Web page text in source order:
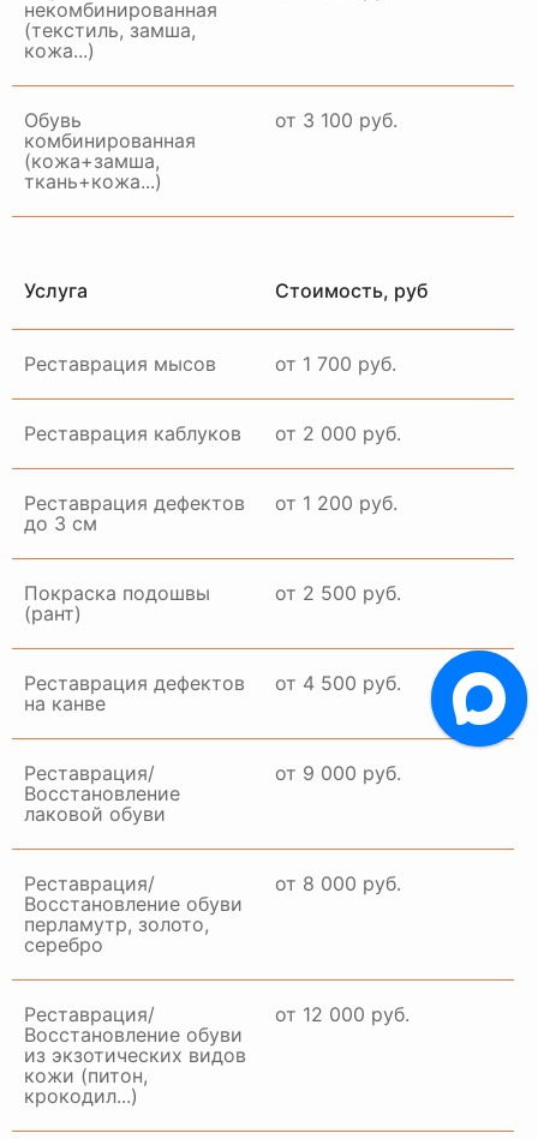
некомбинированная
(текстиль, замша,
кожа...)
Обувь
комбинированная
(кожа+замша,
ткань+кожа...)
от 3 100 руб.
Услуга Стоимость, руб
Реставрация мысов от 1 700 руб.
Реставрация каблуков от 2 000 руб.
Реставрация дефектов
до 3 см
от 1 200 руб.
Покраска подошвы
(рант)
от 2 500 руб.
Реставрация дефектов
на канве
от 4 500 руб.
Реставрация/
Восстановление
лаковой обуви
от 9 000 руб.
Реставрация/
Восстановление обуви
перламутр, золото,
серебро
от 8 000 руб.
Реставрация/
Восстановление обуви
из экзотических видов
кожи (питон,
крокодил...)
от 12 000 руб.